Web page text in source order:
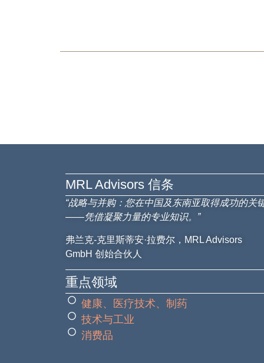
MRL Advisors​ 信条
“战略与并购：您在中国及东南亚取得成功的关
——凭借凝聚力量的专业知识。”
弗兰克-克里斯蒂安·拉费尔，MRL Advisors
GmbH 创始合伙人
重点领域
健康、医疗技术、制药
技术与工业
消费品